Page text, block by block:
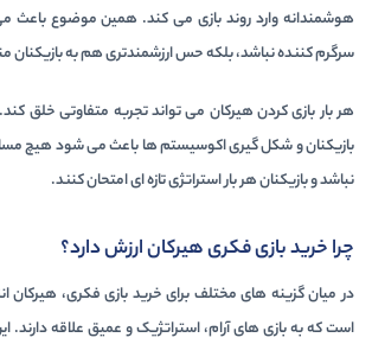
هوشمندانه وارد روند بازی می کند. همین موضوع باعث
سرگرم کننده نباشد، بلکه حس ارزشمندتری هم به بازیکنان
هر بار بازی کردن هیرکان می تواند تجربه متفاوتی خلق
بازیکنان و شکل گیری اکوسیستم ها باعث می شود هیچ
نباشد و بازیکنان هر بار استراتژی تازه ای امتحان کنند.
چرا خرید بازی فکری هیرکان ارزش دارد؟
در میان گزینه های مختلف برایخرید بازی فکری، هیرکان
است که به بازی های آرام، استراتژیک و عمیق علاقه دارند.